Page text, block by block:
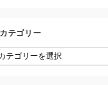
カテゴリー